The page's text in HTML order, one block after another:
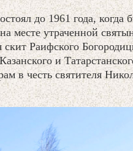
до 1961 года, когда
месте утраченной
Раифского
и
в честь святителя